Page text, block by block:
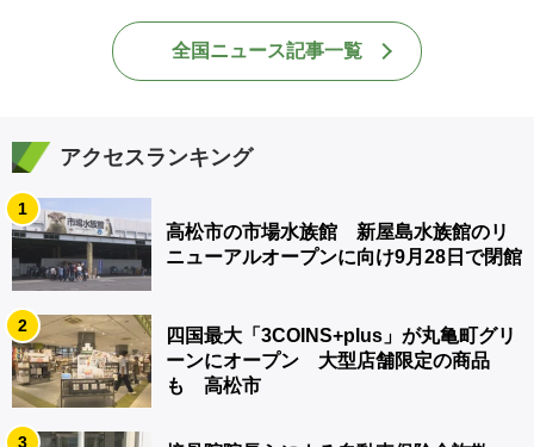
全国ニュース記事一覧
アクセスランキング
1
高松市の市場水族館 新屋島水族館のリ
ニューアルオープンに向け9月28日で閉館
2
四国最大「3COINS+plus」が丸亀町グリ
ーンにオープン 大型店舗限定の商品
も 高松市
3